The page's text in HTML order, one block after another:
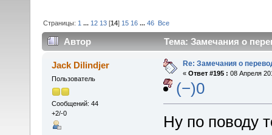
Страницы: 1 ... 12 13 [14] 15 16 ...46 Все
Автор Тема: Замечания о
Jack Dilindjer
Пользователь
Сообщений: 44
+2/-0
Re: Замечания о
« Ответ #195 : 08 Апреля
(−)0
Ну по поводу